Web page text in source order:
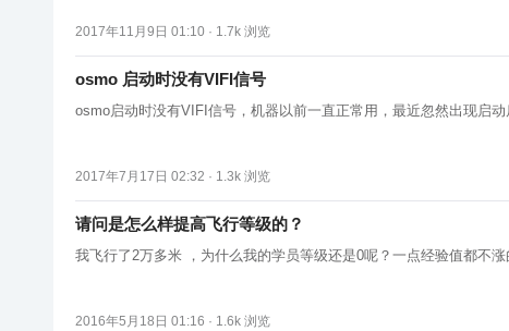
2017年11月9日 01:10 · 1.7k 浏览
osmo 启动时没有VIFI信号
osmo启动时没有VIFI信号，机器以前一直正常用，最近忽然出现启
2017年7月17日 02:32 · 1.3k 浏览
请问是怎么样提高飞行等级的？
我飞行了2万多米 ，为什么我的学员等级还是0呢？一点经验值都不涨
2016年5月18日 01:16 · 1.6k 浏览